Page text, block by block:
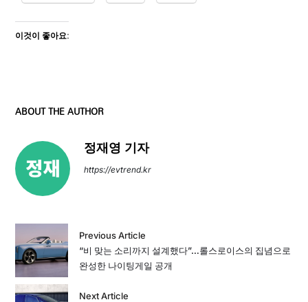
이것이 좋아요:
ABOUT THE AUTHOR
정재영 기자
https://evtrend.kr
Previous Article
“비 맞는 소리까지 설계했다”…롤스로이스의 집념으로
완성한 나이팅게일 공개
Next Article